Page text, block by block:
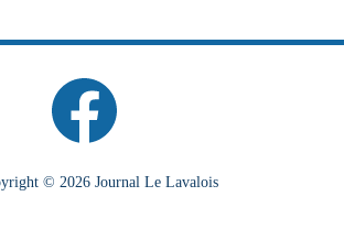
© 2026 Journal Le Lavalois